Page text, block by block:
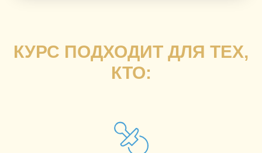
КУРС ПОДХОДИТ ДЛЯ ТЕХ,
КТО: